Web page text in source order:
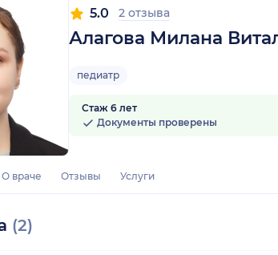
Алагова Милана
5.0 2 отзыва
педиатр
Стаж 6 лет
Документы проверены
О враче Отзывы Услуги
(2)